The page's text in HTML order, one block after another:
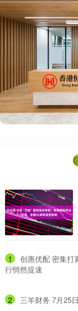
1
创惠优配 密集打
行悄然提速
2 三羊财务 7月25